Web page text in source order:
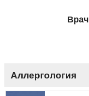
Аллергология